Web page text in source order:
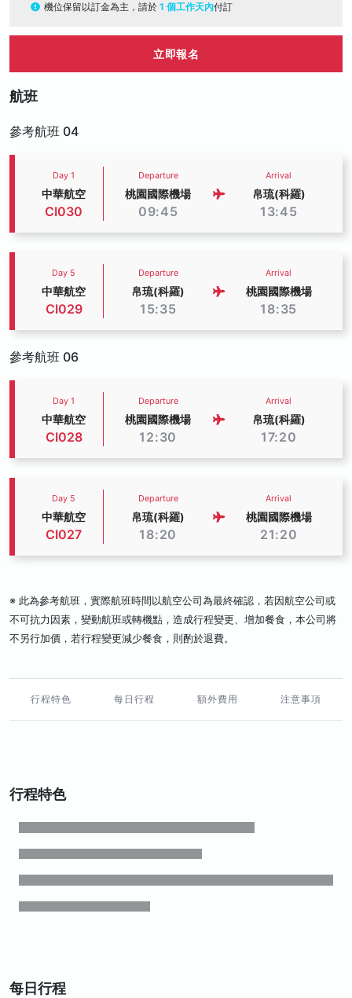
機位保留以訂金為主，請於 1 個工作天內付訂
立即報名
航班
參考航班 04
Day 1
中華航空
CI030
Departure
桃園國際機場
09:45
Arrival
帛琉(科羅)
13:45
Day 5
中華航空
CI029
Departure
帛琉(科羅)
15:35
Arrival
桃園國際機場
18:35
參考航班 06
Day 1
中華航空
CI028
Departure
桃園國際機場
12:30
Arrival
帛琉(科羅)
17:20
Day 5
中華航空
CI027
Departure
帛琉(科羅)
18:20
Arrival
桃園國際機場
21:20
※ 此為參考航班，實際航班時間以航空公司為最終確認，若因航空公司或
不可抗力因素，變動航班或轉機點，造成行程變更、增加餐食，本公司將
不另行加價，若行程變更減少餐食，則酌於退費。
行程特色 每日行程 額外費用 注意事項
行程特色
每日行程